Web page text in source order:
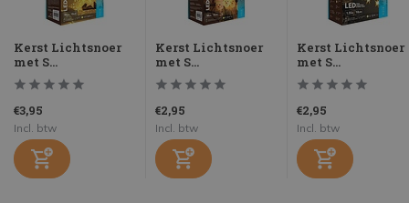
Kerst Lichtsnoer
met S...
€3,95
Incl. btw
Kerst Lichtsnoer
met S...
€2,95
Incl. btw
Kerst Lichtsnoer
met S...
€2,95
Incl. btw